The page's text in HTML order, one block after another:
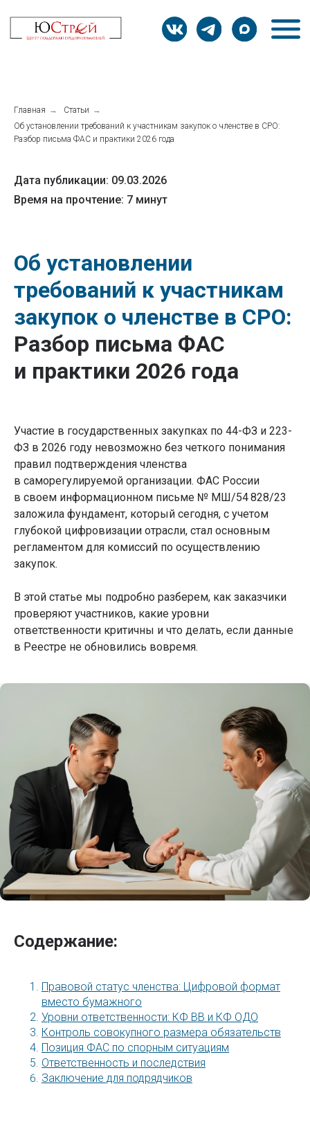
Главная → Статьи →
Об установлении требований к участникам закупок о членстве в СРО:
Разбор письма ФАС и практики 2026 года
Дата публикации: 09.03.2026
Время на прочтение: 7 минут
Об установлении
требований к участникам
закупок о членстве в СРО:
Разбор письма ФАС
и практики 2026 года
Участие в государственных закупках по 44-ФЗ и 223-
ФЗ в 2026 году невозможно без четкого понимания
правил подтверждения членства
в саморегулируемой организации. ФАС России
в своем информационном письме № МШ/54 828/23
заложила фундамент, который сегодня, с учетом
глубокой цифровизации отрасли, стал основным
регламентом для комиссий по осуществлению
закупок.
В этой статье мы подробно разберем, как заказчики
проверяют участников, какие уровни
ответственности критичны и что делать, если данные
в Реестре не обновились вовремя.
Содержание:
Правовой статус членства: Цифровой формат
вместо бумажного
Уровни ответственности: КФ ВВ и КФ ОДО
Контроль совокупного размера обязательств
Позиция ФАС по спорным ситуациям
Ответственность и последствия
Заключение для подрядчиков